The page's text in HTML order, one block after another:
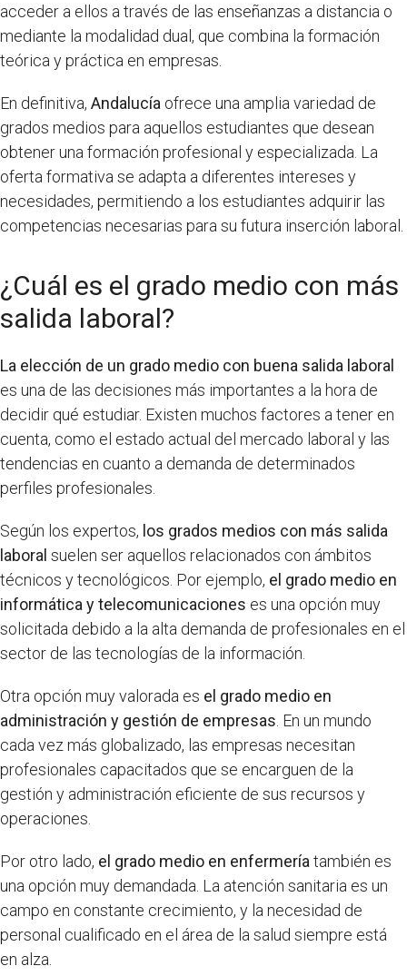
acceder a ellos a través de las enseñanzas a distancia o
mediante la modalidad dual, que combina la formación
teórica y práctica en empresas.
En definitiva, Andalucía ofrece una amplia variedad de
grados medios para aquellos estudiantes que desean
obtener una formación profesional y especializada. La
oferta formativa se adapta a diferentes intereses y
necesidades, permitiendo a los estudiantes adquirir las
competencias necesarias para su futura inserción laboral.
¿Cuál es el grado medio con más
salida laboral?
La elección de un grado medio con buena salida laboral
es una de las decisiones más importantes a la hora de
decidir qué estudiar. Existen muchos factores a tener en
cuenta, como el estado actual del mercado laboral y las
tendencias en cuanto a demanda de determinados
perfiles profesionales.
Según los expertos, los grados medios con más salida
laboral suelen ser aquellos relacionados con ámbitos
técnicos y tecnológicos. Por ejemplo, el grado medio en
informática y telecomunicaciones es una opción muy
solicitada debido a la alta demanda de profesionales en el
sector de las tecnologías de la información.
Otra opción muy valorada es el grado medio en
administración y gestión de empresas . En un mundo
cada vez más globalizado, las empresas necesitan
profesionales capacitados que se encarguen de la
gestión y administración eficiente de sus recursos y
operaciones.
Por otro lado, el grado medio en enfermería también es
una opción muy demandada. La atención sanitaria es un
campo en constante crecimiento, y la necesidad de
personal cualificado en el área de la salud siempre está
en alza.